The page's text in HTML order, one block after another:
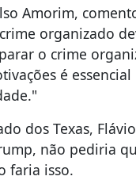
Amorim,
organizado
o crime
é
dos Texas,
não pediria
faria isso.